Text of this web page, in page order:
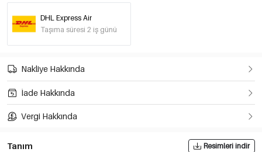
DHL Express Air
Taşıma süresi 2 iş günü
Nakliye Hakkında
İade Hakkında
Vergi Hakkında
Tanım Resimleri indir